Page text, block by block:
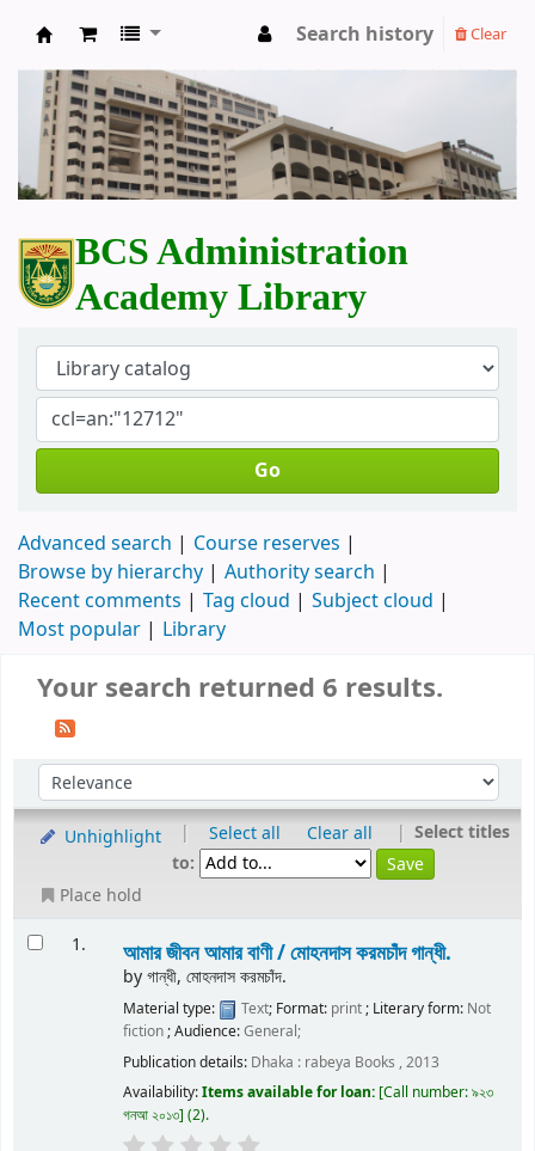
BCS Administration Academy Library
Search history Clear
BCS Administration
Academy Library
Go
Advanced search
Course reserves
Browse by hierarchy
Authority search
Recent comments
Tag cloud
Subject cloud
Most popular
Library
Your search returned 6 results.
Unhighlight | Select all Clear all | Select titles
to:
Place hold
1.
আমার জীবন আমার বাণী /মোহনদাস করমচাঁদ গান্ধী.
byগান্ধী, মোহনদাস করমচাঁদ.
Material type: Text; Format: print; Literary form: Not
fiction; Audience:General;
Publication details: Dhaka : rabeya Books , 2013
Availability:Items available for loan: Call number:৯২৩
গনআ ২০১৩ (2).